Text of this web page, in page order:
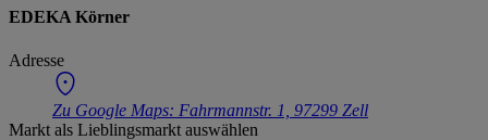
EDEKA Körner
Adresse
Zu Google Maps: Fahrmannstr. 1, 97299 Zell
Markt als Lieblingsmarkt auswählen